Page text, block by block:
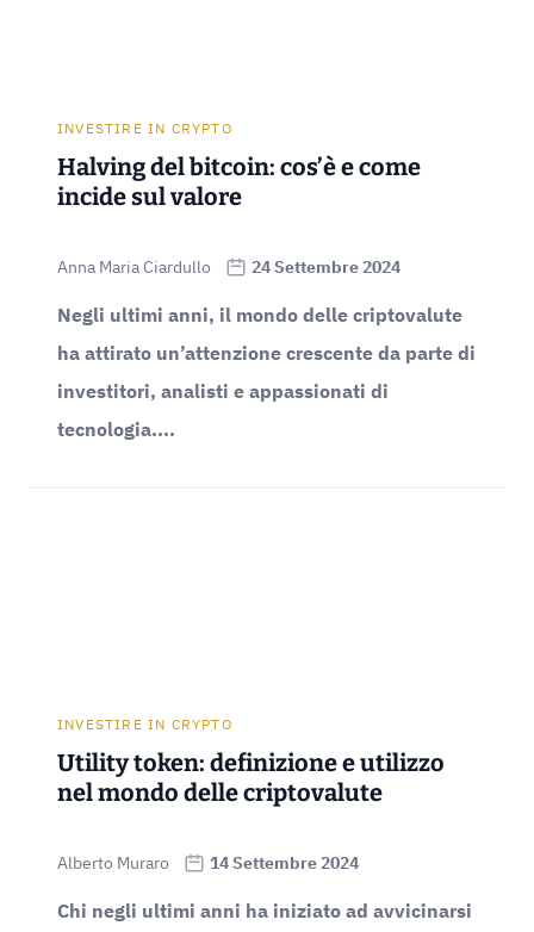
INVESTIRE IN CRYPTO
Halving del bitcoin: cos’è e come
incide sul valore
Anna Maria Ciardullo 24 Settembre 2024
Negli ultimi anni, il mondo delle criptovalute
ha attirato un’attenzione crescente da parte di
investitori, analisti e appassionati di
tecnologia....
INVESTIRE IN CRYPTO
Utility token: definizione e utilizzo
nel mondo delle criptovalute
Alberto Muraro 14 Settembre 2024
Chi negli ultimi anni ha iniziato ad avvicinarsi